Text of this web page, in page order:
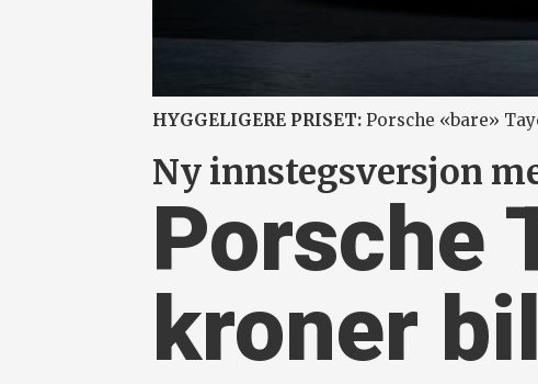
HYGGELIGERE PRISET: Porsche «bare»
Ny innstegsversjon
Porsche
kroner